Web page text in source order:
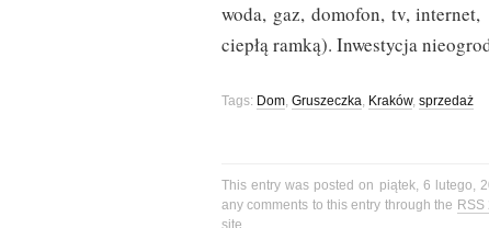
woda, gaz, domofon, tv,
ciepłą ramką). Inwestycja
Tags: Dom, Gruszeczka, Kraków, sprzedaż
This entry was posted on piątek, 6 lutego,
any comments to this entry through the RSS
site.